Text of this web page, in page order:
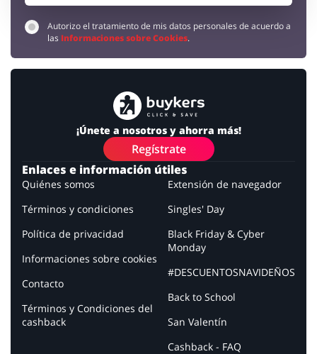
Autorizo el tratamiento de mis datos personales de acuerdo a
las Informaciones sobre Cookies.
¡Únete a nosotros y ahorra más!
Regístrate
Enlaces e información útiles
Quiénes somos
Términos y condiciones
Política de privacidad
Informaciones sobre cookies
Contacto
Términos y Condiciones del
cashback
Extensión de navegador
Singles' Day
Black Friday & Cyber
Monday
#DESCUENTOSNAVIDEÑOS
Back to School
San Valentín
Cashback - FAQ